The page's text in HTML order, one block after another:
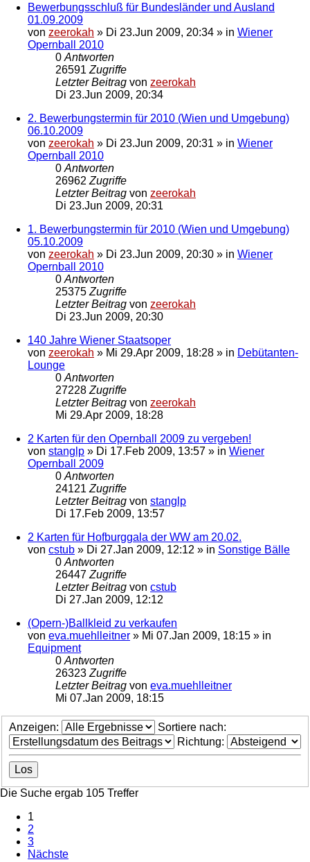
Bewerbungsschluß für Bundesländer und Ausland
01.09.2009
von zeerokah » Di 23.Jun 2009, 20:34 » in Wiener
Opernball 2010
0 Antworten
26591 Zugriffe
Letzter Beitrag von zeerokah
Di 23.Jun 2009, 20:34
2. Bewerbungstermin für 2010 (Wien und Umgebung)
06.10.2009
von zeerokah » Di 23.Jun 2009, 20:31 » in Wiener
Opernball 2010
0 Antworten
26962 Zugriffe
Letzter Beitrag von zeerokah
Di 23.Jun 2009, 20:31
1. Bewerbungstermin für 2010 (Wien und Umgebung)
05.10.2009
von zeerokah » Di 23.Jun 2009, 20:30 » in Wiener
Opernball 2010
0 Antworten
25375 Zugriffe
Letzter Beitrag von zeerokah
Di 23.Jun 2009, 20:30
140 Jahre Wiener Staatsoper
von zeerokah » Mi 29.Apr 2009, 18:28 » in Debütanten-
Lounge
0 Antworten
27228 Zugriffe
Letzter Beitrag von zeerokah
Mi 29.Apr 2009, 18:28
2 Karten für den Opernball 2009 zu vergeben!
von stanglp » Di 17.Feb 2009, 13:57 » in Wiener
Opernball 2009
0 Antworten
24121 Zugriffe
Letzter Beitrag von stanglp
Di 17.Feb 2009, 13:57
2 Karten für Hofburggala der WW am 20.02.
von cstub » Di 27.Jan 2009, 12:12 » in Sonstige Bälle
0 Antworten
26447 Zugriffe
Letzter Beitrag von cstub
Di 27.Jan 2009, 12:12
(Opern-)Ballkleid zu verkaufen
von eva.muehlleitner » Mi 07.Jan 2009, 18:15 » in
Equipment
0 Antworten
26323 Zugriffe
Letzter Beitrag von eva.muehlleitner
Mi 07.Jan 2009, 18:15
Anzeigen:
Sortiere nach:
Richtung:
Die Suche ergab 105 Treffer
1
2
3
Nächste